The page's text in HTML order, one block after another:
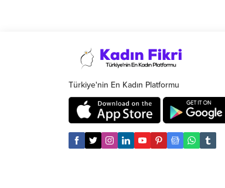
Türkiye'nin En Kadın Platformu